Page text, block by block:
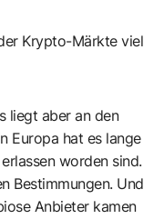
Krypto-Märkte viel
liegt aber an den
Europa hat es lange
worden sind.
Bestimmungen. Und
Anbieter kamen